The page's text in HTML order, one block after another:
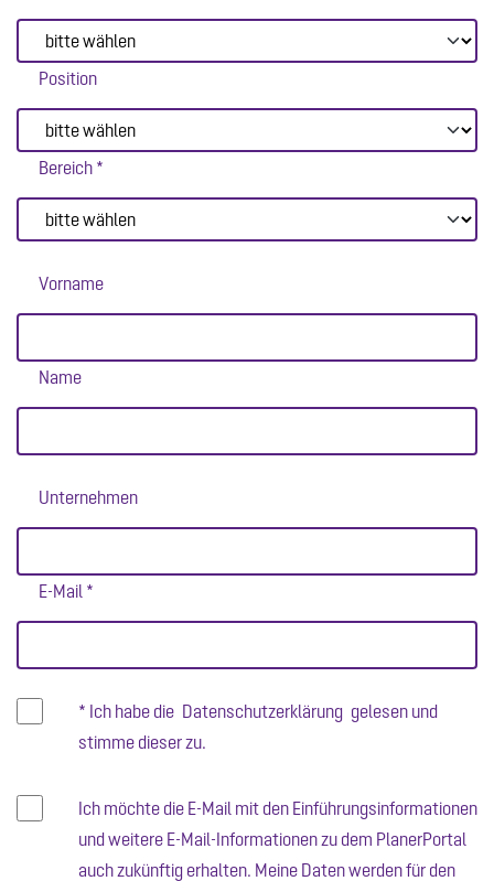
Position
Bereich *
Vorname
Name
Unternehmen
E-Mail *
* Ich habe die Datenschutzerklärung gelesen und
stimme dieser zu.
Ich möchte die E-Mail mit den Einführungsinformationen
und weitere E-Mail-Informationen zu dem PlanerPortal
auch zukünftig erhalten. Meine Daten werden für den